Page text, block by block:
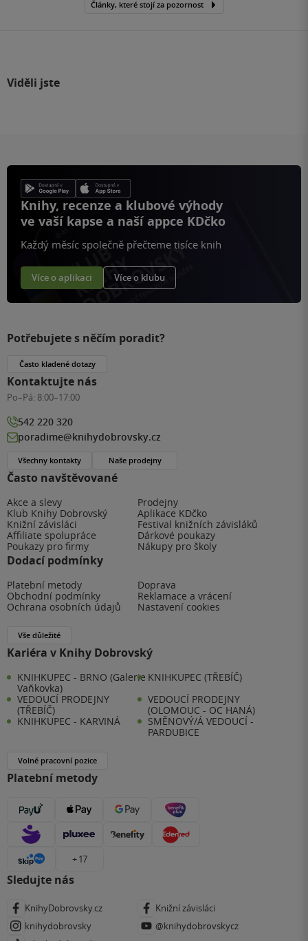
Články, které stojí za pozornost
Viděli jste
Knihy, recenze a klubové výhody
ve vaší kapse a naší appce KDčko
Každý měsíc společně přečteme tisíce knih
Více o aplikaci Více o klubu
Často navštěvované
Akce a slevy
Prodejny
Klub Knihy Dobrovský
Aplikace KDčko
Knižní závisláci
Festival knižních závisláků
Affiliate spolupráce
Dárkové poukazy
Poukazy pro firmy
Nákupy pro školy
Dodací podmínky
Platební metody
Doprava
Obchodní podmínky
Reklamace a vrácení
Ochrana osobních údajů
Nastavení cookies
Vše důležité
Kariéra v Knihy Dobrovský
KNIHKUPEC - BRNO (Galerie
Vaňkovka)
KNIHKUPEC (TŘEBÍČ)
VEDOUCÍ PRODEJNY
(TŘEBÍČ)
VEDOUCÍ PRODEJNY
(OLOMOUC - OC HANÁ)
KNIHKUPEC - KARVINÁ
SMĚNOVÝ/Á VEDOUCÍ -
PARDUBICE
Volné pracovní pozice
Platební metody
+ 17
Sledujte nás
KnihyDobrovsky.cz
Knižní závisláci
knihydobrovsky
@knihydobrovskycz
Potřebujete s něčím poradit?
Často kladené dotazy
Kontaktujte nás
Po–Pá: 8:00–17:00
542 220 320
poradime@knihydobrovsky.cz
Všechny kontakty Naše prodejny